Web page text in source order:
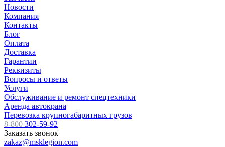
Новости
Компания
Контакты
Блог
Оплата
Доставка
Гарантии
Реквизиты
Вопросы и ответы
Услуги
Обслуживание и ремонт спецтехники
Аренда автокрана
Перевозка крупногабаритных грузов
8-800 302-59-92
Заказать звонок
zakaz@msklegion.com